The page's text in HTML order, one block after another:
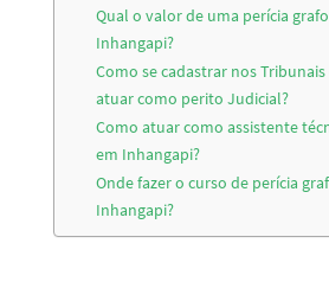
Qual o valor de uma perícia
Inhangapi?
Como se cadastrar nos
atuar como perito Judicial?
Como atuar como assistente
em Inhangapi?
Onde fazer o curso de perícia
Inhangapi?